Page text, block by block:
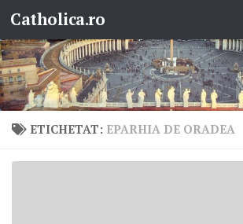
Skip to content
Catholica.ro
ETICHETAT: EPARHIA DE ORADEA